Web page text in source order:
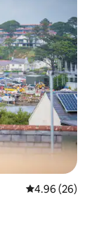
レビュー26
4.96 (26)